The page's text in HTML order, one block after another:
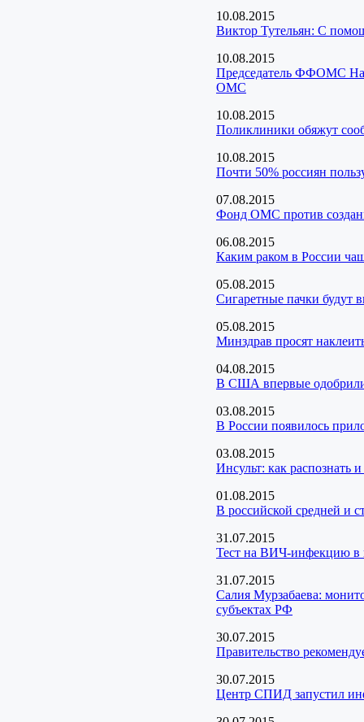
10.08.2015
Виктор Тутельян: С
10.08.2015
Председатель ФФОМС
ОМС
10.08.2015
Поликлиники обяжут
10.08.2015
Почти 50% россиян
07.08.2015
Фонд ОМС против
06.08.2015
Каким раком в России
05.08.2015
Сигаретные пачки будут
05.08.2015
Минздрав просят
04.08.2015
В США впервые одобрили
03.08.2015
В России появилось
03.08.2015
Инсульт: как распознать
01.08.2015
В российской средней и
31.07.2015
Тест на ВИЧ-инфекцию в
31.07.2015
Салия Мурзабаева:
субъектах РФ
30.07.2015
Правительство
30.07.2015
Центр СПИД запустил